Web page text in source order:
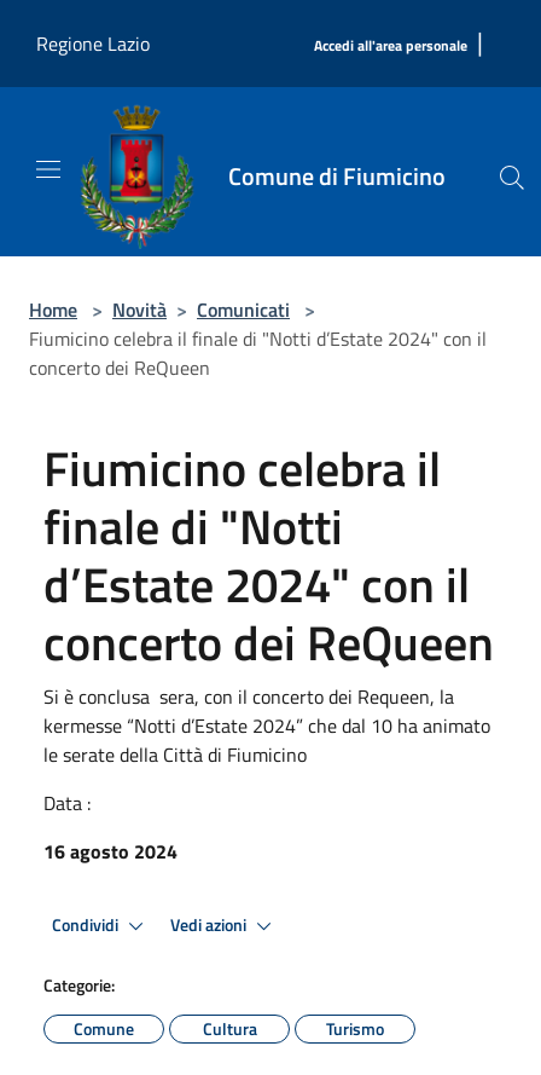
Regione Lazio
Accedi all'area personale |
Comune di Fiumicino
Home > Novità > Comunicati >
Fiumicino celebra il finale di "Notti d’Estate 2024" con il
concerto dei ReQueen
Fiumicino celebra il
finale di "Notti
d’Estate 2024" con il
concerto dei ReQueen
Si è conclusa sera, con il concerto dei Requeen, la
kermesse “Notti d’Estate 2024” che dal 10 ha animato
le serate della Città di Fiumicino
Data :
16 agosto 2024
Condividi Vedi azioni
Categorie:
Comune
Cultura Turismo